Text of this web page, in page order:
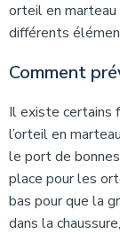
orteil en marteau
différents
Comment
Il existe certains
l’orteil en
le port de
place pour les
bas pour que la
dans la